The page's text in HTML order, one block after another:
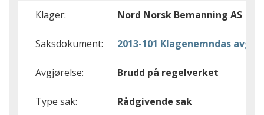
Klager: Nord Norsk Bemanning AS
Saksdokument: 2013-101 Klagenemndas
Avgjørelse: Brudd på regelverket
Type sak: Rådgivende sak